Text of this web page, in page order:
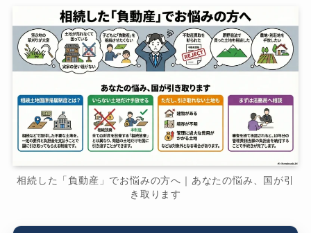
相続した「負動産」でお悩みの方へ｜あなたの悩み、国が引
き取ります